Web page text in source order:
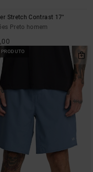
Stretch Contrast 17"
Preto homem
PRODUTO